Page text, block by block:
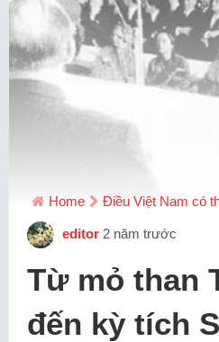
Home Điều Việt Nam có
editor 2 năm trước
Từ mỏ than
đến kỳ tích